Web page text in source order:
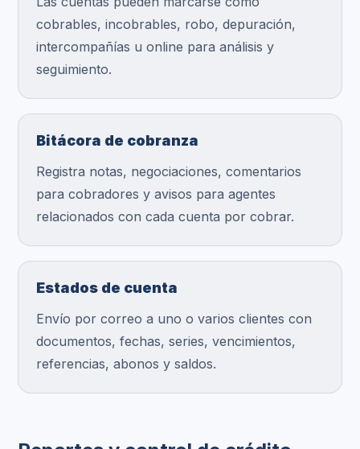
cobrables, incobrables, robo, depuración,
intercompañías u online para análisis y
seguimiento.
Bitácora de cobranza
Registra notas, negociaciones, comentarios
para cobradores y avisos para agentes
relacionados con cada cuenta por cobrar.
Estados de cuenta
Envío por correo a uno o varios clientes con
documentos, fechas, series, vencimientos,
referencias, abonos y saldos.